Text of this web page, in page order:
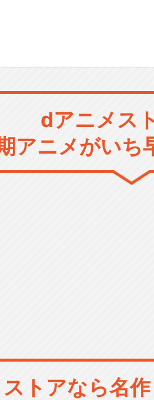
dアニメス
アニメがいち
トアなら名